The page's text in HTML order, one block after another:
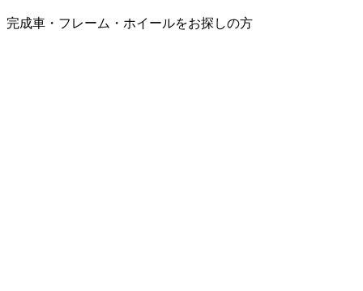
シ
完成車・フレーム・ホイールをお探しの方